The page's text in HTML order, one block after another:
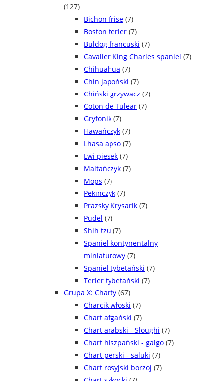
(127)
Bichon frise (7)
Boston terier (7)
Buldog francuski (7)
Cavalier King Charles spaniel (7)
Chihuahua (7)
Chin japoński (7)
Chiński grzywacz (7)
Coton de Tulear (7)
Gryfonik (7)
Hawańczyk (7)
Lhasa apso (7)
Lwi piesek (7)
Maltańczyk (7)
Mops (7)
Pekińczyk (7)
Prazsky Krysarik (7)
Pudel (7)
Shih tzu (7)
Spaniel kontynentalny
miniaturowy (7)
Spaniel tybetański (7)
Terier tybetański (7)
Grupa X: Charty (67)
Charcik włoski (7)
Chart afgański (7)
Chart arabski - Sloughi (7)
Chart hiszpański - galgo (7)
Chart perski - saluki (7)
Chart rosyjski borzoj (7)